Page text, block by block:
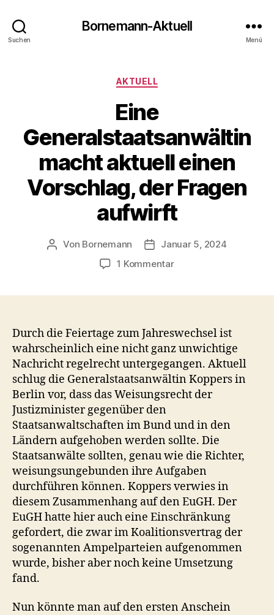
Suchen
Bornemann-Aktuell
Menü
Kategorien
AKTUELL
Eine
Generalstaatsanwältin
macht aktuell einen
Vorschlag, der Fragen
aufwirft
Beitragsautor
Von Bornemann Veröffentlichungsdatum
Januar 5, 2024
1 Kommentarzu
einen
Vorschlag,
Fragen
aufwirft
Durch die Feiertage zum Jahreswechsel ist
wahrscheinlich eine nicht ganz unwichtige
Nachricht regelrecht untergegangen. Aktuell
schlug die Generalstaatsanwältin Koppers in
Berlin vor, dass das Weisungsrecht der
Justizminister gegenüber den
Staatsanwaltschaften im Bund und in den
Ländern aufgehoben werden sollte. Die
Staatsanwälte sollten, genau wie die Richter,
weisungsungebunden ihre Aufgaben
durchführen können. Koppers verwies in
diesem Zusammenhang auf den EuGH. Der
EuGH hatte hier auch eine Einschränkung
gefordert, die zwar im Koalitionsvertrag der
sogenannten Ampelparteien aufgenommen
wurde, bisher aber noch keine Umsetzung
fand.
Nun könnte man auf den ersten Anschein